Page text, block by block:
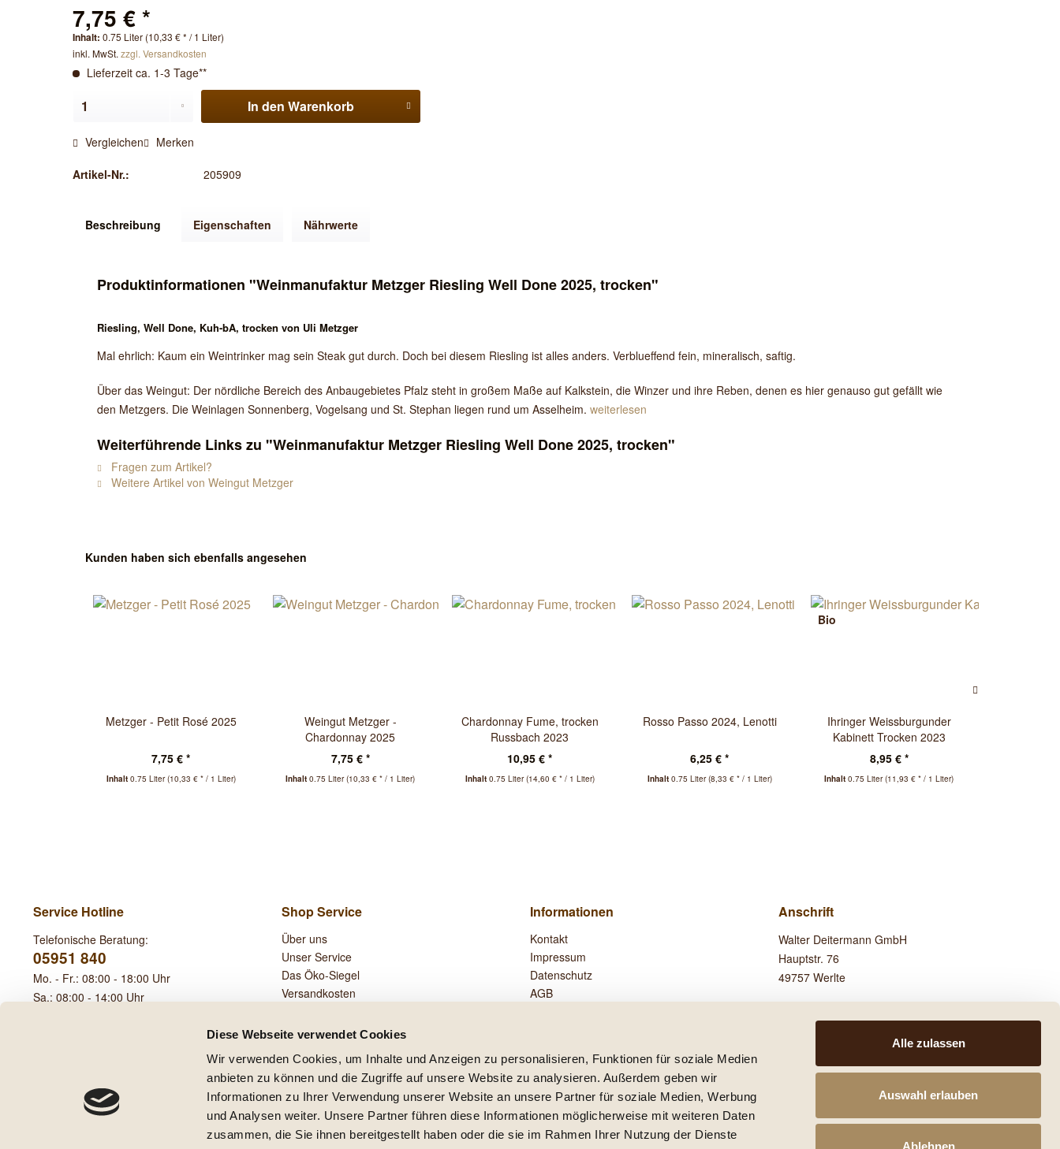
Diese Webseite verwendet Cookies
Wir verwenden Cookies, um Inhalte und Anzeigen zu personalisieren, Funktionen für soziale Medien
anbieten zu können und die Zugriffe auf unsere Website zu analysieren. Außerdem geben wir
Informationen zu Ihrer Verwendung unserer Website an unsere Partner für soziale Medien, Werbung
und Analysen weiter. Unsere Partner führen diese Informationen möglicherweise mit weiteren Daten
zusammen, die Sie ihnen bereitgestellt haben oder die sie im Rahmen Ihrer Nutzung der Dienste
Alle zulassen
Auswahl erlauben
Ablehnen
7,75 € *
Inhalt: 0.75 Liter (10,33 € * / 1 Liter)
inkl. MwSt. zzgl. Versandkosten
Lieferzeit ca. 1-3 Tage**
In den Warenkorb
Vergleichen Merken
Artikel-Nr.: 205909
Beschreibung Eigenschaften Nährwerte
Produktinformationen "Weinmanufaktur Metzger Riesling Well Done 2025, trocken"
Riesling, Well Done, Kuh-bA, trocken von Uli Metzger
Mal ehrlich: Kaum ein Weintrinker mag sein Steak gut durch. Doch bei diesem Riesling ist alles anders. Verblueffend fein, mineralisch, saftig.
Über das Weingut: Der nördliche Bereich des Anbaugebietes Pfalz steht in großem Maße auf Kalkstein, die Winzer und ihre Reben, denen es hier genauso gut gefällt wie
den Metzgers. Die Weinlagen Sonnenberg, Vogelsang und St. Stephan liegen rund um Asselheim. weiterlesen
Weiterführende Links zu "Weinmanufaktur Metzger Riesling Well Done 2025, trocken"
Fragen zum Artikel?
Weitere Artikel von Weingut Metzger
Kunden haben sich ebenfalls angesehen
Metzger - Petit Rosé 2025
7,75 € *
Inhalt 0.75 Liter(10,33 € * / 1 Liter)
Weingut Metzger -
Chardonnay 2025
7,75 € *
Inhalt0.75 Liter(10,33 € * / 1 Liter)
Chardonnay Fume, trocken
Russbach 2023
10,95 € *
Inhalt 0.75 Liter(14,60 € * / 1 Liter)
Rosso Passo 2024, Lenotti
6,25 € *
Inhalt 0.75 Liter(8,33 € * / 1 Liter)
Bio
Ihringer Weissburgunder
Kabinett Trocken 2023
Konstanzer
8,95 € *
Inhalt0.75 Liter(11,93 € * / 1 Liter)
Service Hotline
Telefonische Beratung:
05951 840
Mo. - Fr.: 08:00 - 18:00 Uhr
Sa.: 08:00 - 14:00 Uhr
Shop Service
Über uns
Unser Service
Das Öko-Siegel
Versandkosten
Informationen
Kontakt
Impressum
Datenschutz
AGB
Vertrag widerrufen
Anschrift
Walter Deitermann GmbH
Hauptstr. 76
49757 Werlte
* Alle Preise inkl. gesetzl. Mehrwertsteuer zzgl.Versandkostenund ggf. Nachnahmegebühren, wenn nicht anders beschrieben.
** Gilt für Lieferungen innerhalb Deutschlands, Lieferzeiten für andere Länder entnehmen Sie bitte der Schaltfläche mit den Versandinformationen.